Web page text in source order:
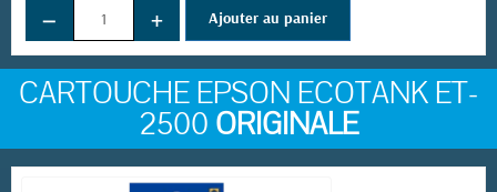
− + Ajouter au panier
CARTOUCHE EPSON ECOTANK ET-
2500 ORIGINALE